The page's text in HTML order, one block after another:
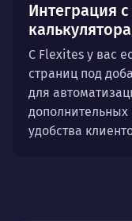
Интеграция
С Flexites у вас
страниц под
для
удобства